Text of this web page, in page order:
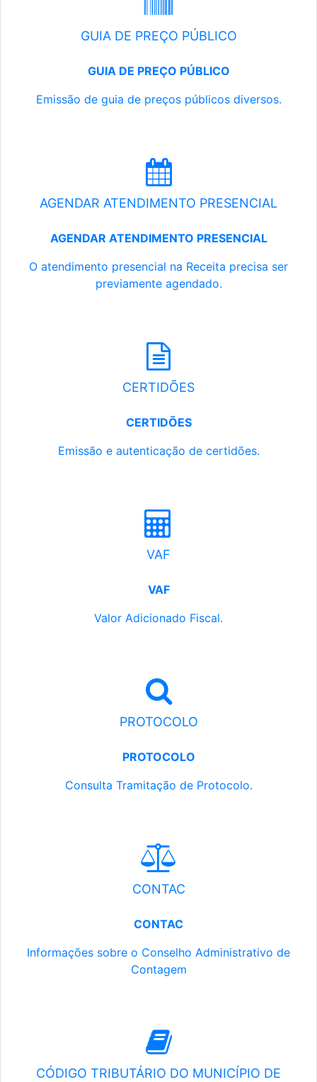
GUIA DE PREÇO PÚBLICO
GUIA DE PREÇO PÚBLICO
Emissão de guia de preços públicos diversos.
AGENDAR ATENDIMENTO PRESENCIAL
AGENDAR ATENDIMENTO PRESENCIAL
O atendimento presencial na Receita precisa ser
previamente agendado.
CERTIDÕES
CERTIDÕES
Emissão e autenticação de certidões.
VAF
VAF
Valor Adicionado Fiscal.
PROTOCOLO
PROTOCOLO
Consulta Tramitação de Protocolo.
CONTAC
CONTAC
Informações sobre o Conselho Administrativo de
Contagem
CÓDIGO TRIBUTÁRIO DO MUNICÍPIO DE